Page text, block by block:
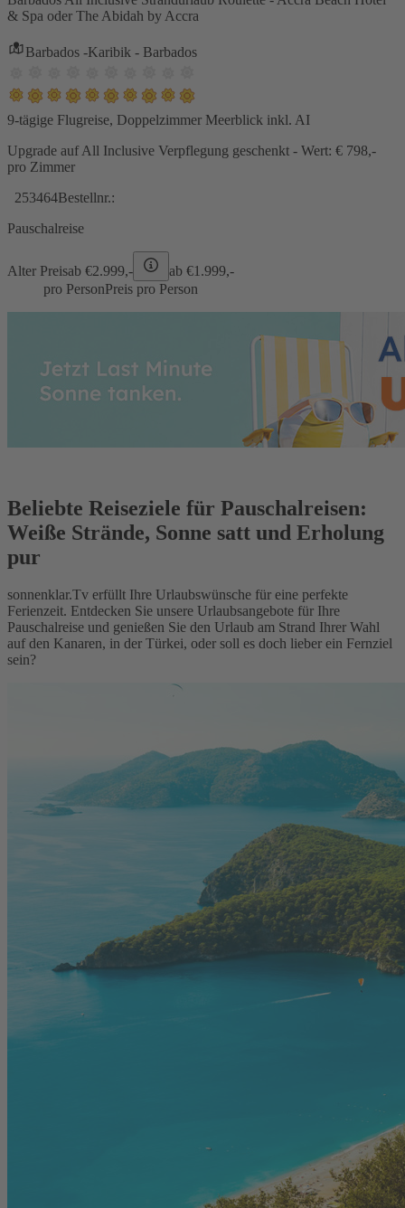
& Spa oder The Abidah by Accra
Barbados -Karibik - Barbados
9-tägige Flugreise, Doppelzimmer Meerblick inkl. AI
Upgrade auf All Inclusive Verpflegung geschenkt - Wert: € 798,-
pro Zimmer
253464Bestellnr.:
Pauschalreise
Alter Preisab €2.999,- ab €1.999,-
pro PersonPreis pro Person
Beliebte Reiseziele für Pauschalreisen:
Weiße Strände, Sonne satt und Erholung
pur
sonnenklar.Tv erfüllt Ihre Urlaubswünsche für eine perfekte
Ferienzeit. Entdecken Sie unsere Urlaubsangebote für Ihre
Pauschalreise und genießen Sie den Urlaub am Strand Ihrer Wahl
auf den Kanaren, in der Türkei, oder soll es doch lieber ein Fernziel
sein?